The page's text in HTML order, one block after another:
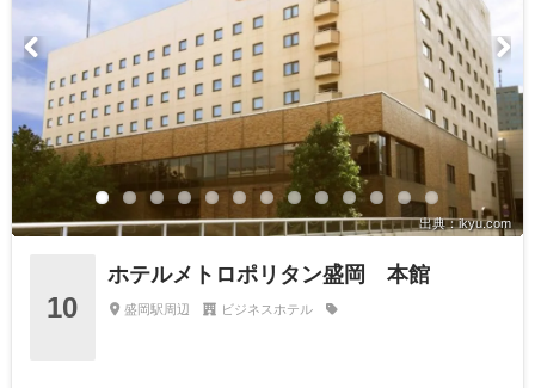
出典：ikyu.com
10
ホテルメトロポリタン盛岡 本館
盛岡駅周辺 ビジネスホテル